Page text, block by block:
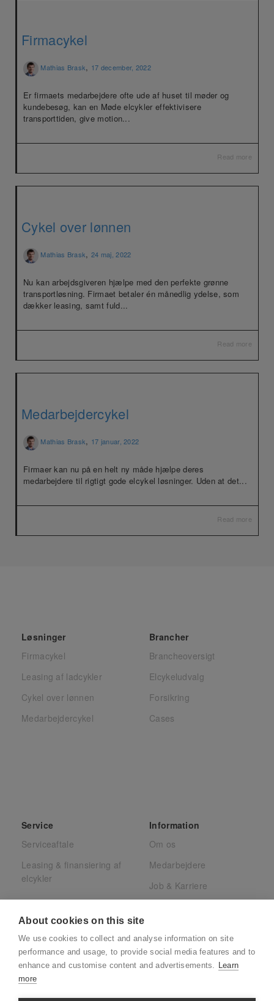
Firmacykel
Mathias Brask, 17 december, 2022
Er firmaets medarbejdere ofte ude af huset til møder og
kundebesøg, kan en Møde elcykler effektivisere
transporttiden, give motion...
Read more
Cykel over lønnen
Mathias Brask, 24 maj, 2022
Nu kan arbejdsgiveren hjælpe med den perfekte grønne
transportløsning. Firmaet betaler én månedlig ydelse, som
dækker leasing, samt fuld...
Read more
Medarbejdercykel
Mathias Brask, 17 januar, 2022
Firmaer kan nu på en helt ny måde hjælpe deres
medarbejdere til rigtigt gode elcykel løsninger. Uden at det...
Read more
Løsninger
Firmacykel
Leasing af ladcykler
Cykel over lønnen
Medarbejdercykel
Brancher
Brancheoversigt
Elcykeludvalg
Forsikring
Cases
Service
Serviceaftale
Leasing & finansiering af
elcykler
Information
Om os
Medarbejdere
Job & Karriere
CSR
About cookies on this site
We use cookies to collect and analyse information on site
performance and usage, to provide social media features and to
enhance and customise content and advertisements. Learn
more